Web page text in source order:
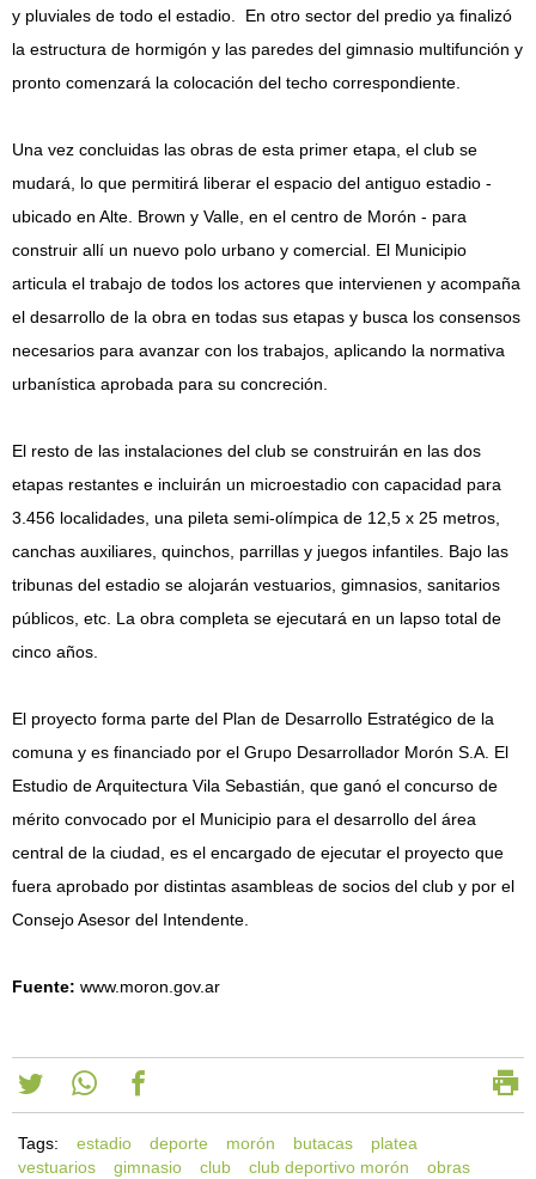
y pluviales de todo el estadio. En otro sector del predio ya finalizó
la estructura de hormigón y las paredes del gimnasio multifunción y
pronto comenzará la colocación del techo correspondiente.
Una vez concluidas las obras de esta primer etapa, el club se
mudará, lo que permitirá liberar el espacio del antiguo estadio -
ubicado en Alte. Brown y Valle, en el centro de Morón - para
construir allí un nuevo polo urbano y comercial. El Municipio
articula el trabajo de todos los actores que intervienen y acompaña
el desarrollo de la obra en todas sus etapas y busca los consensos
necesarios para avanzar con los trabajos, aplicando la normativa
urbanística aprobada para su concreción.
El resto de las instalaciones del club se construirán en las dos
etapas restantes e incluirán un microestadio con capacidad para
3.456 localidades, una pileta semi-olímpica de 12,5 x 25 metros,
canchas auxiliares, quinchos, parrillas y juegos infantiles. Bajo las
tribunas del estadio se alojarán vestuarios, gimnasios, sanitarios
públicos, etc. La obra completa se ejecutará en un lapso total de
cinco años.
El proyecto forma parte del Plan de Desarrollo Estratégico de la
comuna y es financiado por el Grupo Desarrollador Morón S.A. El
Estudio de Arquitectura Vila Sebastián, que ganó el concurso de
mérito convocado por el Municipio para el desarrollo del área
central de la ciudad, es el encargado de ejecutar el proyecto que
fuera aprobado por distintas asambleas de socios del club y por el
Consejo Asesor del Intendente.
Fuente: www.moron.gov.ar
Tags: estadio deporte morón butacas
platea
vestuarios
gimnasio club club deportivo morón
obras